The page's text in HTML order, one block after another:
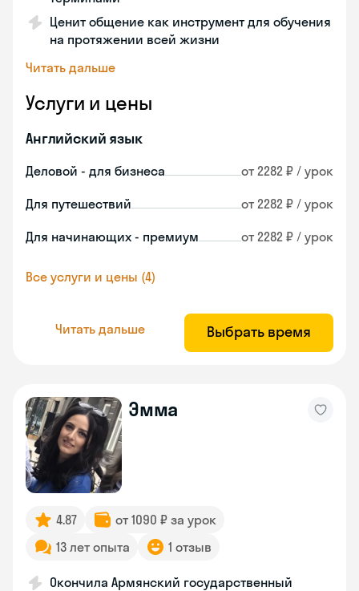
Ценит общение как инструмент для обучения
на протяжении всей жизни
Читать дальше
Услуги и цены
Английский язык
Деловой - для бизнеса от 2282 ₽ / урок
Для путешествий от 2282 ₽ / урок
Для начинающих - премиум от 2282 ₽ / урок
Все услуги и цены (4)
Читать дальше Выбрать время
Эмма
4.87
от 1090 ₽ за урок
13 лет опыта
1 отзыв
Окончила Армянский государственный